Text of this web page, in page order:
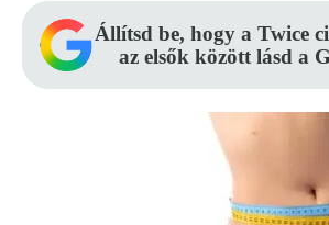
Állítsd be, hogy a Twice
az elsők között lásd a